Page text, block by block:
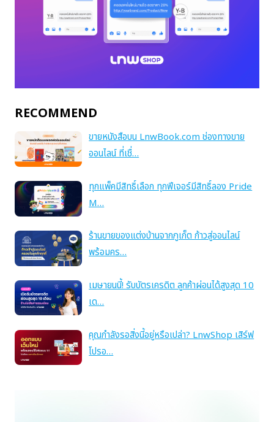
RECOMMEND
ขายหนังสือบน LnwBook.com ช่องทางขาย
ออนไลน์ ที่เชื่…
ทุกแพ็คมีสิทธิ์เลือก ทุกฟีเจอร์มีสิทธิ์ลอง Pride
M…
ร้านขายของแต่งบ้านจากภูเก็ต ก้าวสู่ออนไลน์
พร้อมคร…
เมษายนนี้! รับบัตรเครดิต ลูกค้าผ่อนได้สูงสุด 10
เด…
คุณกำลังรอสิ่งนี้อยู่หรือเปล่า? LnwShop เสิร์ฟ
โปรอ…